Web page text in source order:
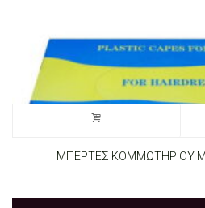
ΜΠΕΡΤΕΣ ΚΟΜΜΩΤΗΡΙΟΥ